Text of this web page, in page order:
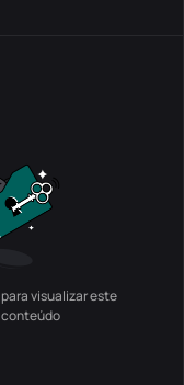
Ordem.
para visualizar este
conteúdo